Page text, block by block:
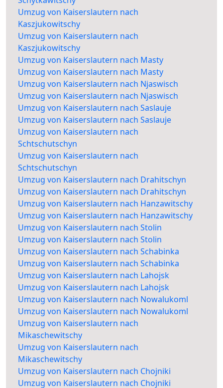
Umzug von Kaiserslautern nach
Kaszjukowitschy
Umzug von Kaiserslautern nach
Kaszjukowitschy
Umzug von Kaiserslautern nach Masty
Umzug von Kaiserslautern nach Masty
Umzug von Kaiserslautern nach Njaswisch
Umzug von Kaiserslautern nach Njaswisch
Umzug von Kaiserslautern nach Saslauje
Umzug von Kaiserslautern nach Saslauje
Umzug von Kaiserslautern nach
Schtschutschyn
Umzug von Kaiserslautern nach
Schtschutschyn
Umzug von Kaiserslautern nach Drahitschyn
Umzug von Kaiserslautern nach Drahitschyn
Umzug von Kaiserslautern nach Hanzawitschy
Umzug von Kaiserslautern nach Hanzawitschy
Umzug von Kaiserslautern nach Stolin
Umzug von Kaiserslautern nach Stolin
Umzug von Kaiserslautern nach Schabinka
Umzug von Kaiserslautern nach Schabinka
Umzug von Kaiserslautern nach Lahojsk
Umzug von Kaiserslautern nach Lahojsk
Umzug von Kaiserslautern nach Nowalukoml
Umzug von Kaiserslautern nach Nowalukoml
Umzug von Kaiserslautern nach
Mikaschewitschy
Umzug von Kaiserslautern nach
Mikaschewitschy
Umzug von Kaiserslautern nach Chojniki
Umzug von Kaiserslautern nach Chojniki